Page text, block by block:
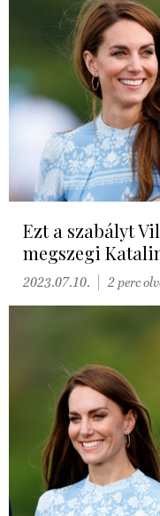
Ezt a szabályt
megszegi
2023.07.10. 2 perc